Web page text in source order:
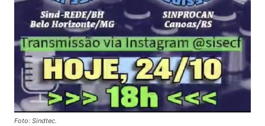
Foto: Sindtec.